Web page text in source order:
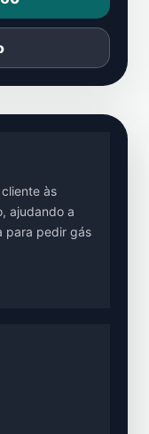
às
ajudando a
para pedir gás